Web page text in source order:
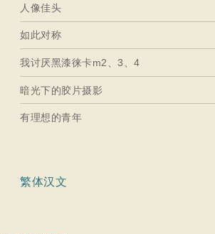
人像佳头
如此对称
我讨厌黑漆徕卡m2、3、4
暗光下的胶片摄影
有理想的青年
繁体汉文